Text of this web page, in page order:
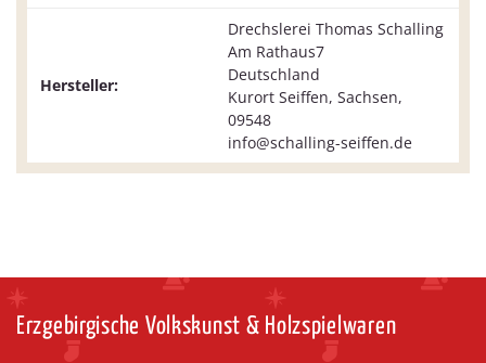
Hersteller:
Drechslerei Thomas Schalling
Am Rathaus7
Deutschland
Kurort Seiffen, Sachsen,
09548
info@schalling-seiffen.de
Erzgebirgische Volkskunst & Holzspielwaren